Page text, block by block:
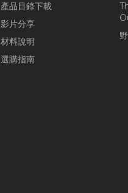
產品目錄下載
影片分享
材料說明
選購指南